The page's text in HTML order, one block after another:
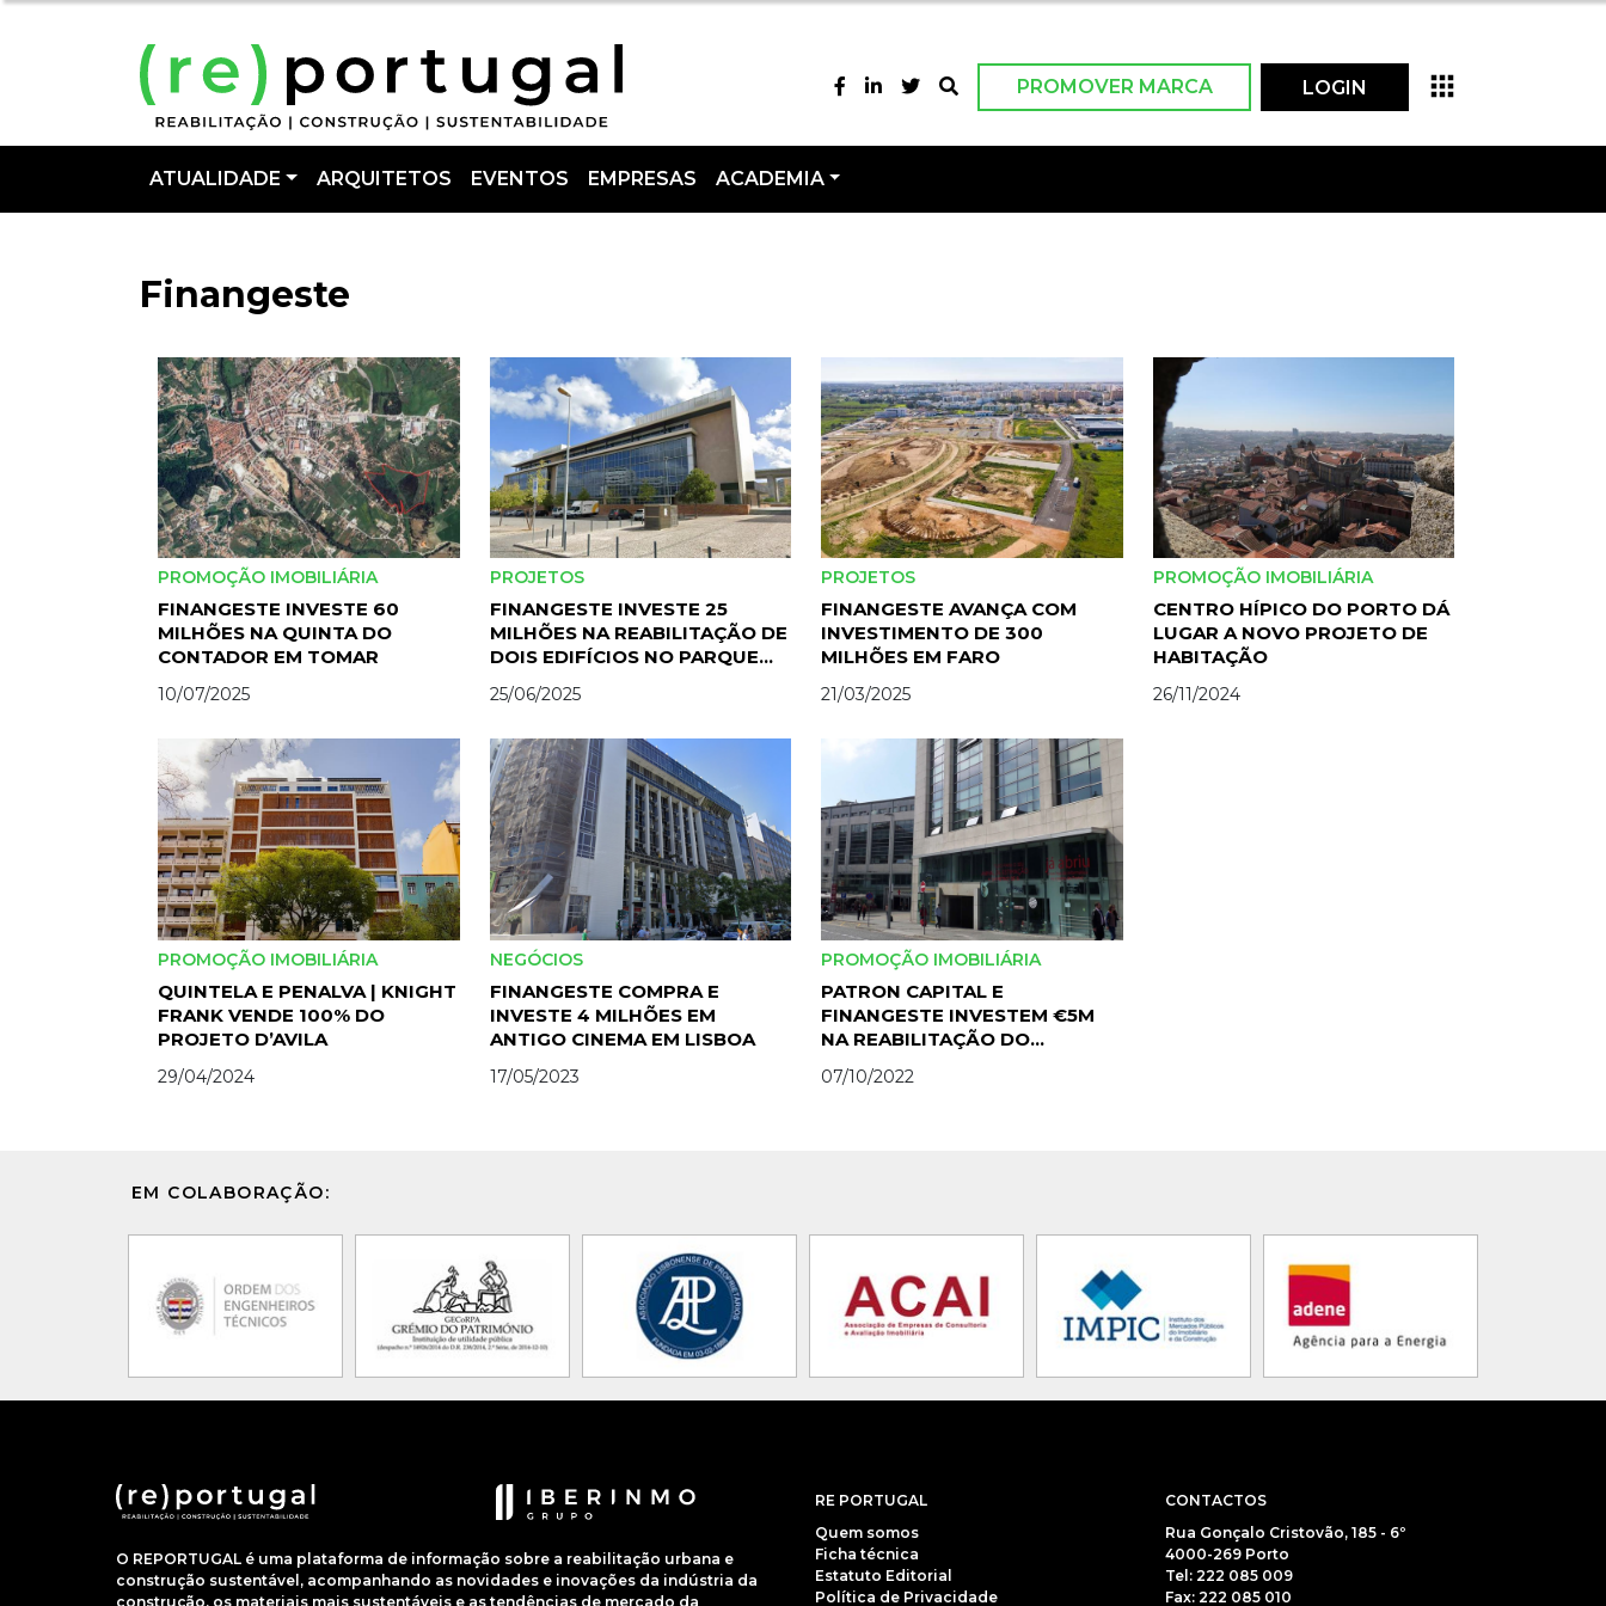
PROMOVER MARCA LOGIN
ATUALIDADE ARQUITETOS EVENTOS EMPRESAS ACADEMIA
Finangeste
PROMOÇÃO IMOBILIÁRIA
FINANGESTE INVESTE 60
MILHÕES NA QUINTA DO
CONTADOR EM TOMAR
10/07/2025
PROJETOS
FINANGESTE INVESTE 25
MILHÕES NA REABILITAÇÃO DE
DOIS EDIFÍCIOS NO PARQUE
DAS NAÇÕES
25/06/2025
PROJETOS
FINANGESTE AVANÇA COM
INVESTIMENTO DE 300
MILHÕES EM FARO
21/03/2025
PROMOÇÃO IMOBILIÁRIA
CENTRO HÍPICO DO PORTO DÁ
LUGAR A NOVO PROJETO DE
HABITAÇÃO
26/11/2024
PROMOÇÃO IMOBILIÁRIA
QUINTELA E PENALVA | KNIGHT
FRANK VENDE 100% DO
PROJETO D’AVILA
29/04/2024
NEGÓCIOS
FINANGESTE COMPRA E
INVESTE 4 MILHÕES EM
ANTIGO CINEMA EM LISBOA
17/05/2023
PROMOÇÃO IMOBILIÁRIA
PATRON CAPITAL E
FINANGESTE INVESTEM €5M
NA REABILITAÇÃO DO
07/10/2022
EM COLABORAÇÃO:
O REPORTUGAL é uma plataforma de informação sobre a reabilitação urbana e
construção sustentável, acompanhando as novidades e inovações da indústria da
construção, os materiais mais sustentáveis e as tendências de mercado da
RE PORTUGAL
Quem somos
Ficha técnica
Estatuto Editorial
Política de Privacidade
CONTACTOS
Rua Gonçalo Cristovão, 185 - 6º
4000-269 Porto
Tel: 222 085 009
Fax: 222 085 010